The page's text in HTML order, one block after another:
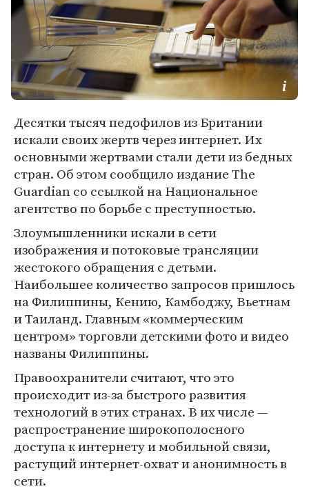
Десятки тысяч педофилов из Британии
искали своих жертв через интернет. Их
основными жертвами стали дети из бедных
стран. Об этом сообщило издание The
Guardian со ссылкой на Национальное
агентство по борьбе с преступностью.
Злоумышленники искали в сети
изображения и потоковые трансляции
жестокого обращения с детьми.
Наибольшее количество запросов пришлось
на Филиппины, Кению, Камбоджу, Вьетнам
и Таиланд. Главным «коммерческим
центром» торговли детскими фото и видео
названы Филиппины.
Правоохранители считают, что это
происходит из-за быстрого развития
технологий в этих странах. В их числе —
распространение широкополосного
доступа к интернету и мобильной связи,
растущий интернет-охват и анонимность в
сети.